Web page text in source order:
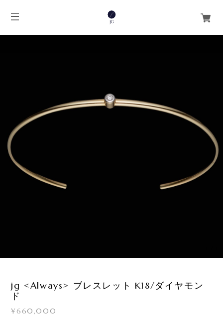
jg <Always> ブレスレット K18/ダイヤモン
ド
¥660,000